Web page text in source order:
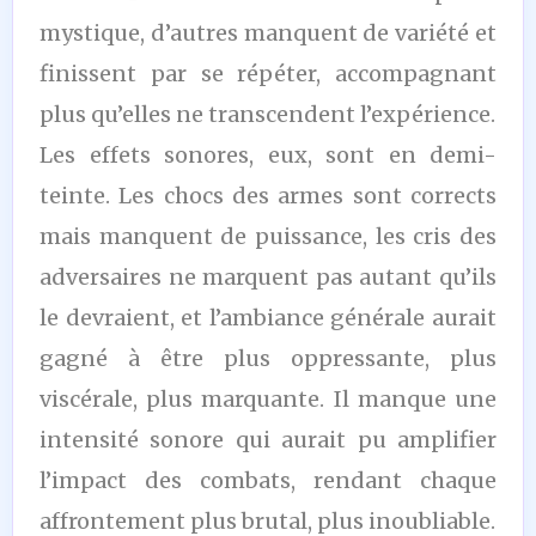
mystique, d’autres manquent de variété et
finissent par se répéter, accompagnant
plus qu’elles ne transcendent l’expérience.
Les effets sonores, eux, sont en demi-
teinte. Les chocs des armes sont corrects
mais manquent de puissance, les cris des
adversaires ne marquent pas autant qu’ils
le devraient, et l’ambiance générale aurait
gagné à être plus oppressante, plus
viscérale, plus marquante. Il manque une
intensité sonore qui aurait pu amplifier
l’impact des combats, rendant chaque
affrontement plus brutal, plus inoubliable.